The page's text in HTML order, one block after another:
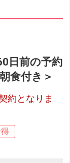
日前の予約
食付き＞
約となりま